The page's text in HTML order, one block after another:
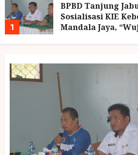
1
BPBD Tanjung
Sosialisasi KIE
Mandala Jaya,